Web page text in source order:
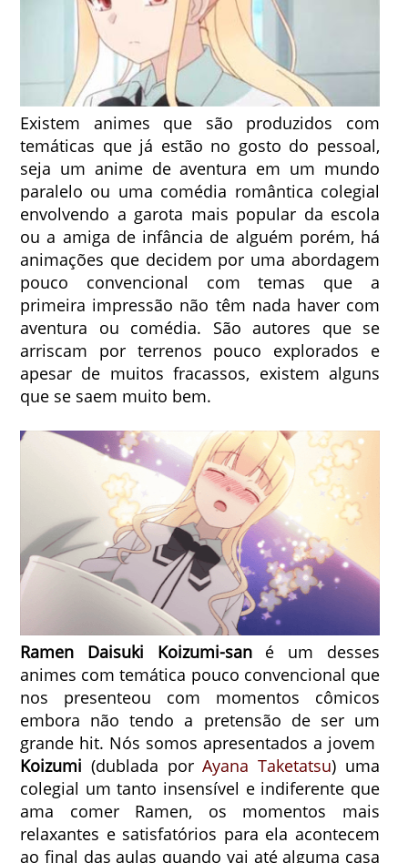
Existem animes que são produzidos com
temáticas que já estão no gosto do pessoal,
seja um anime de aventura em um mundo
paralelo ou uma comédia romântica colegial
envolvendo a garota mais popular da escola
ou a amiga de infância de alguém porém, há
animações que decidem por uma abordagem
pouco convencional com temas que a
primeira impressão não têm nada haver com
aventura ou comédia. São autores que se
arriscam por terrenos pouco explorados e
apesar de muitos fracassos, existem alguns
que se saem muito bem.
Ramen Daisuki Koizumi-sané um desses
animes com temática pouco convencional que
nos presenteou com momentos cômicos
embora não tendo a pretensão de ser um
grande hit. Nós somos apresentados a jovem
Koizumi (dublada porAyana Taketatsu) uma
colegial um tanto insensível e indiferente que
ama comer Ramen, os momentos mais
relaxantes e satisfatórios para ela acontecem
ao final das aulas quando vai até alguma casa